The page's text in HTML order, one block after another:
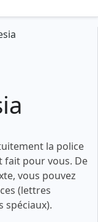
la police
fait pour vous. De
vous pouvez
(lettres
spéciaux).